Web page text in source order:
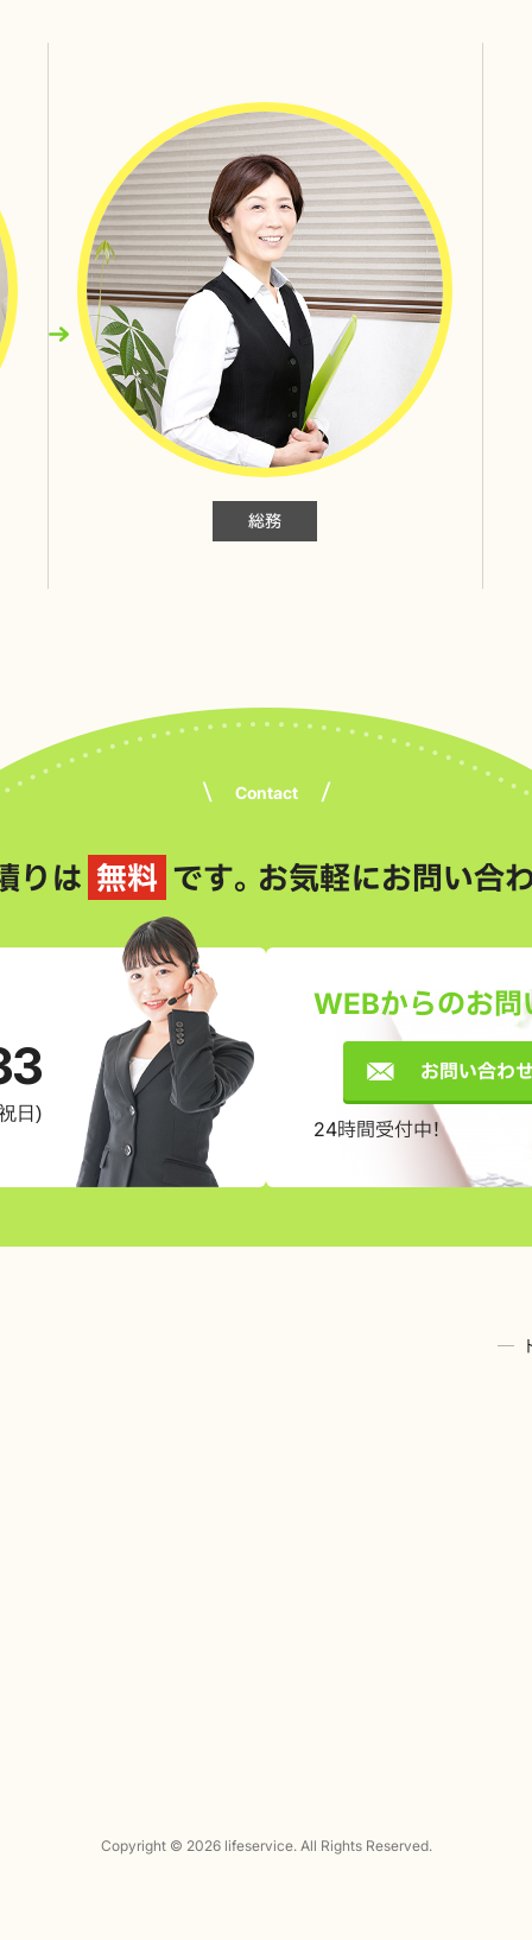
総務
Contact
りは 無料 です。 お気軽にお問い合
日)
WEBからのお問
お問い合わ
24時間受付中！
Copyright © 2026 lifeservice. All Rights Reserved.